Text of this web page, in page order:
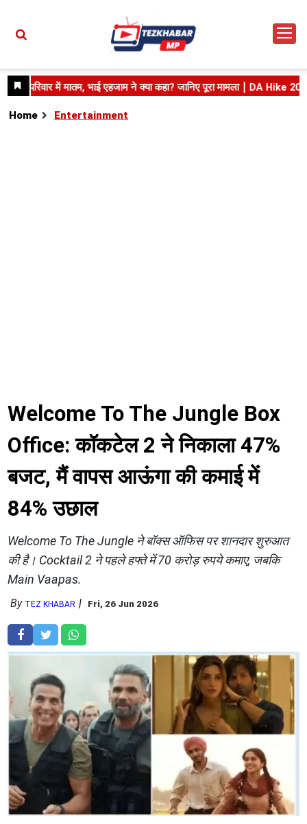
Home Entertainment
Welcome To The Jungle Box
Office: कॉकटेल 2 ने निकाला 47%
बजट, मैं वापस आऊंगा की कमाई में
84% उछाल
Welcome To The Jungle ने बॉक्स ऑफिस पर शानदार शुरुआत
की है। Cocktail 2 ने पहले हफ्ते में 70 करोड़ रुपये कमाए, जबकि
Main Vaapas.
By TEZ KHABAR Fri, 26 Jun 2026